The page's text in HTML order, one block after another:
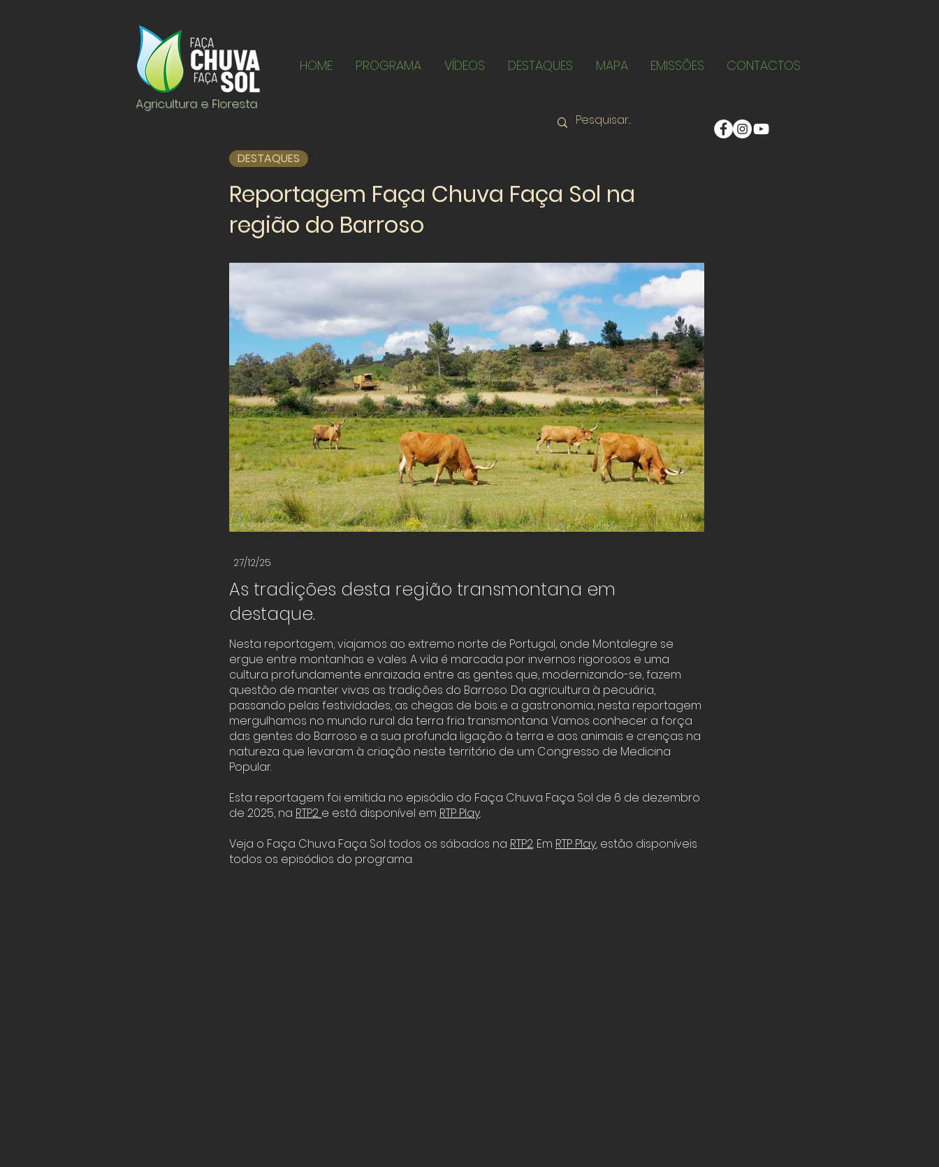
Agricultura e Floresta
HOME PROGRAMA VÍDEOS DESTAQUES MAPA EMISSÕES CONTACTOS
DESTAQUES
Reportagem Faça Chuva Faça Sol na
região do Barroso
Click here
27/12/25
As tradições desta região transmontana em
destaque.
Nesta reportagem, viajamos ao extremo norte de Portugal, onde Montalegre se
ergue entre montanhas e vales. A vila é marcada por invernos rigorosos e uma
cultura profundamente enraizada entre as gentes que, modernizando-se, fazem
questão de manter vivas as tradições do Barroso. Da agricultura à pecuária,
passando pelas festividades, as chegas de bois e a gastronomia, nesta reportagem
mergulhamos no mundo rural da terra fria transmontana. Vamos conhecer a força
das gentes do Barroso e a sua profunda ligação à terra e aos animais e crenças na
natureza que levaram à criação neste território de um Congresso de Medicina
Popular.
Esta reportagem foi emitida no episódio do Faça Chuva Faça Sol de 6 de dezembro
de 2025, na RTP2 e está disponível em RTP Play.
Veja o Faça Chuva Faça Sol todos os sábados na RTP2. Em RTP Play, estão disponíveis
todos os episódios do programa.